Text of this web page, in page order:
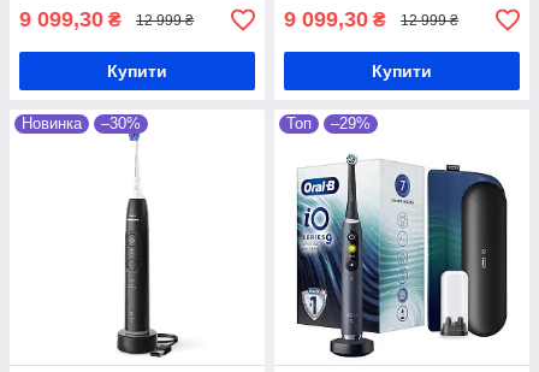
9 099,30 ₴ 12 999 ₴
Купити
9 099,30 ₴ 12 999 ₴
Купити
Новинка –30% Топ –29%